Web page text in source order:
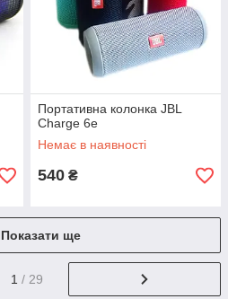
Портативна колонка JBL
Charge 6e
Немає в наявності
540 ₴
Показати ще
1 / 29